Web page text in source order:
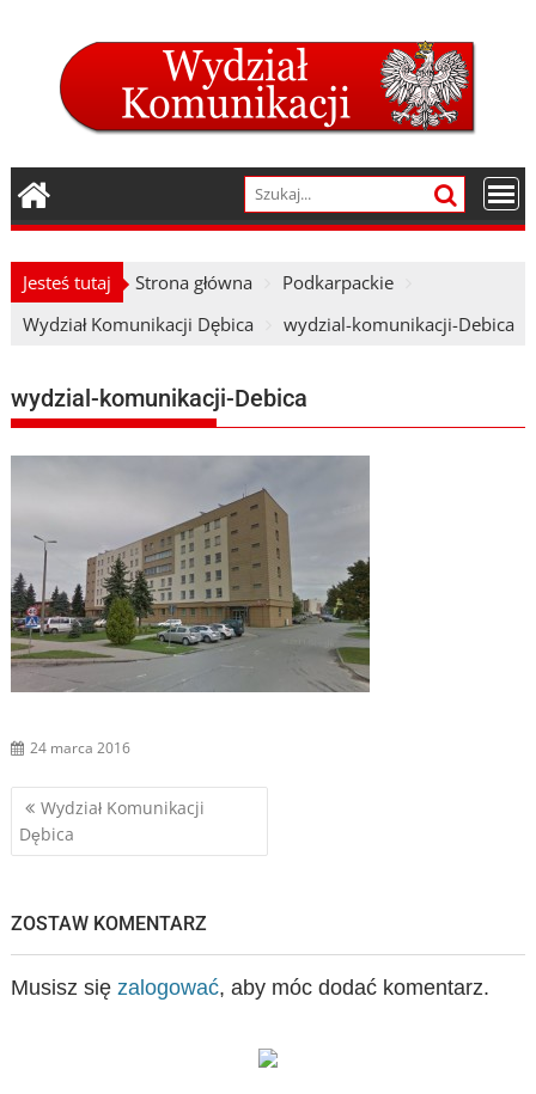
Jesteś tutaj Strona główna
Podkarpackie
Wydział Komunikacji Dębica
wydzial-komunikacji-Debica
wydzial-komunikacji-Debica
24 marca 2016
Nawigacja
wpisu
Wydział Komunikacji
Dębica
ZOSTAW KOMENTARZ
Musisz się zalogować, aby móc dodać komentarz.